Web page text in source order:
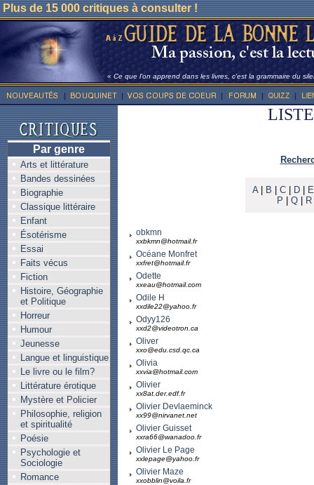
Plus de 15 000 critiques à consulter !
« Ce que l'on apprend dans les livres, c'est la grammaire du
Par genre
Arts et littérature
Bandes dessinées
Biographie
Classique littéraire
Enfant
Ésotérisme
Essai
Faits vécus
Fiction
Histoire, Géographie
et Politique
Horreur
Humour
Jeunesse
Langue et linguistique
Le livre ou le film?
Littérature érotique
Mystère et Policier
Philosophie, religion
et spiritualité
Poésie
Psychologie et
Sociologie
Romance
A| B C| D| E
P
Q R
obkmn
xxbkmn@hotmail.fr
Océane Monfret
xxfret@hotmail.fr
Odette
xxeau@hotmail.com
Odile H
xxdile22@yahoo.fr
Odyy126
xxd2@videotron.ca
Oliver
xxo@edu.csd.qc.ca
Olivia
xxvia@hotmail.com
Olivier
xx8at.der.edf.fr
Olivier Devlaeminck
xx99@nirvanet.net
Olivier Guisset
xxra66@wanadoo.fr
Olivier Le Page
xxlepage@yahoo.fr
Olivier Maze
xxobblin@voila.fr